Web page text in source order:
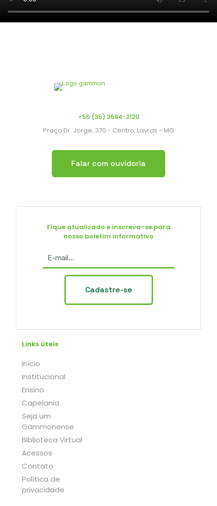
+55 (35) 3694-2120
Praça Dr. Jorge, 370 - Centro, Lavras - MG
Falar com ouvidoria
Links úteis
Início
Institucional
Ensino
Capelania
Seja um
Gammonense
Biblioteca Virtual
Acessos
Contato
Política de
privacidade
Fique atualizado e inscreva-se para
nosso boletim informativo